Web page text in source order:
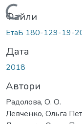
Вантажиться...
Файли
ЕтаБ 180-129-19-
Дата
2018
Автори
Радолова, О. О.
Левченко, Ольга